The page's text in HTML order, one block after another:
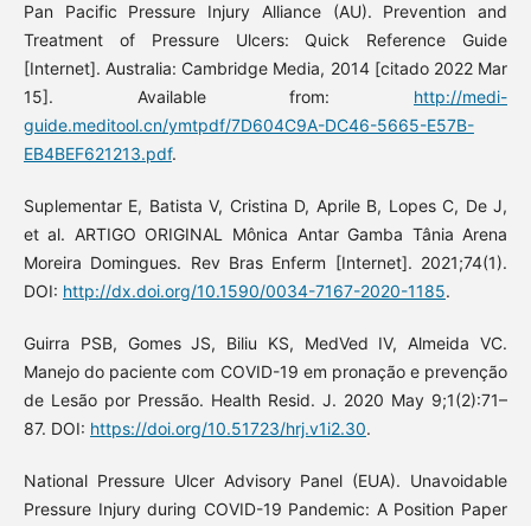
Pan Pacific Pressure Injury Alliance (AU). Prevention and
Treatment of Pressure Ulcers: Quick Reference Guide
[Internet]. Australia: Cambridge Media, 2014 [citado 2022 Mar
15]. Available from: http://medi-
guide.meditool.cn/ymtpdf/7D604C9A-DC46-5665-E57B-
EB4BEF621213.pdf.
Suplementar E, Batista V, Cristina D, Aprile B, Lopes C, De J,
et al. ARTIGO ORIGINAL Mônica Antar Gamba Tânia Arena
Moreira Domingues. Rev Bras Enferm [Internet]. 2021;74(1).
DOI: http://dx.doi.org/10.1590/0034-7167-2020-1185.
Guirra PSB, Gomes JS, Biliu KS, MedVed IV, Almeida VC.
Manejo do paciente com COVID-19 em pronação e prevenção
de Lesão por Pressão. Health Resid. J. 2020 May 9;1(2):71–
87. DOI: https://doi.org/10.51723/hrj.v1i2.30.
National Pressure Ulcer Advisory Panel (EUA). Unavoidable
Pressure Injury during COVID-19 Pandemic: A Position Paper